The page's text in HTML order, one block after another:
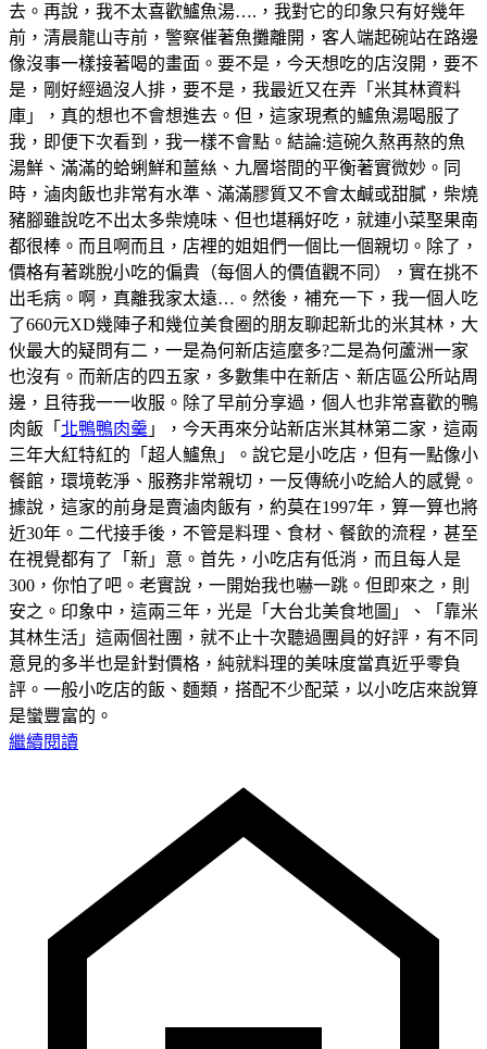
去。再說，我不太喜歡鱸魚湯….，我對它的印象只有好幾年
前，清晨龍山寺前，警察催著魚攤離開，客人端起碗站在路邊
像沒事一樣接著喝的畫面。要不是，今天想吃的店沒開，要不
是，剛好經過沒人排，要不是，我最近又在弄「米其林資料
庫」，真的想也不會想進去。但，這家現煮的鱸魚湯喝服了
我，即便下次看到，我一樣不會點。結論:這碗久熬再熬的魚
湯鮮、滿滿的蛤蜊鮮和薑𢇃、九層塔間的平衡著實微妙。同
時，滷肉飯也非常有水準、滿滿膠質又不會太鹹或甜膩，柴燒
豬腳雖說吃不出太多柴燒味、但也堪稱好吃，就連小菜埾果南
都很棒。而且啊而且，店裡的姐姐們一個比一個親切。除了，
價格有著跳脫小吃的偏貴（每個人的價值觀不同），實在挑不
出毛病。啊，真離我家太遠…。然後，補充一下，我一個人吃
了660元XD幾陣子和幾位美食圈的朋友聊起新北的米其林，大
伙最大的疑問有二，一是為何新店這麼多?二是為何蘆洲一家
也沒有。而新店的四五家，多數集中在新店、新店區公所站周
邊，且待我一一收服。除了早前分享過，個人也非常喜歡的鴨
肉飯「 北鴨鴨肉羹 」，今天再來分站新店米其林第二家，這兩
三年大紅特紅的「超人鱸魚」。說它是小吃店，但有一點像小
餐館，環境乾淨、服務非常親切，一反傳統小吃給人的感覺。
據說，這家的前身是賣滷肉飯有，約莫在1997年，算一算也將
近30年。二代接手後，不管是料理、食材、餐飲的流程，甚至
在視覺都有了「新」意。首先，小吃店有低消，而且每人是
300，你怕了吧。老實說，一開始我也嚇一跳。但即來之，則
安之。印象中，這兩三年，光是「大台北美食地圖」、「靠米
其林生活」這兩個社團，就不止十次聽過團員的好評，有不同
意見的多半也是針對價格，純就料理的美味度當真近乎零負
評。一般小吃店的飯、麵類，搭配不少配菜，以小吃店來說算
是蠻豐富的。
繼續閱讀